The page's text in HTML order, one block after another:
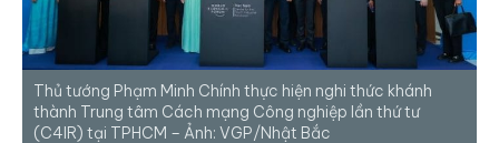
Thủ tướng Phạm Minh Chính thực hiện nghi thức khánh
thành Trung tâm Cách mạng Công nghiệp lần thứ tư
(C4IR) tại TPHCM – Ảnh: VGP/Nhật Bắc